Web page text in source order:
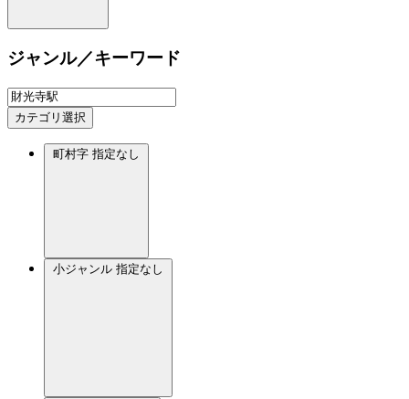
ジャンル／キーワード
カテゴリ選択
町村字 指定なし
小ジャンル 指定なし